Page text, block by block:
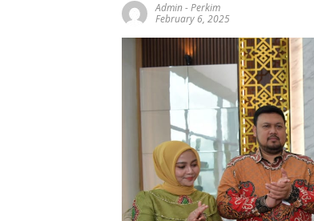
Admin-Perkim
February 6, 2025